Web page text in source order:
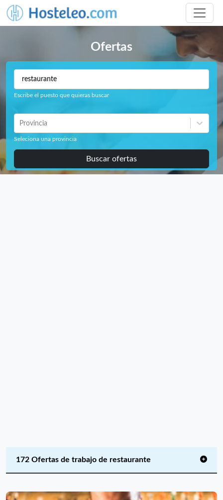
Ofertas
Escribe el puesto que quieras buscar
Provincia
Seleciona una provincia
Buscar ofertas
172 Ofertas de trabajo de restaurante